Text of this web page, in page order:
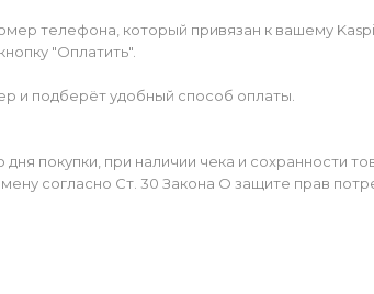
телефона, который привязан к вашему
"Оплатить".
и подберёт удобный способ оплаты.
покупки, при наличии чека и сохранности
согласно Ст. 30 Закона О защите прав